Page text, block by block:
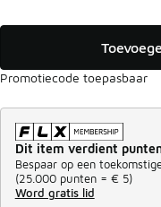
Promotiecode toepasbaar
Dit item verdient
Bespaar op een
(25.000 punten = € 5)
Word gratis lid